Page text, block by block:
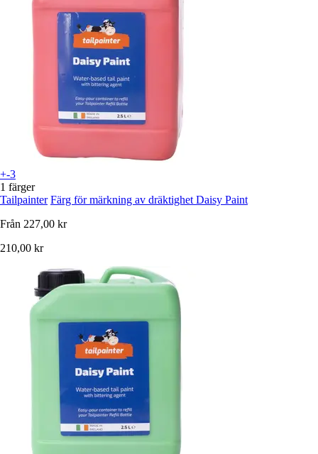
+-3
1 färger
Tailpainter Färg för märkning av dräktighet Daisy Paint
Från 227,00 kr
210,00 kr